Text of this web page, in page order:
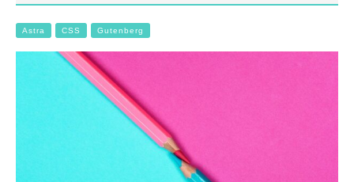
Astra CSS Gutenberg